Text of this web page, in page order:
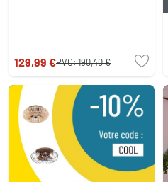
129,99 €PVC:190,40 €